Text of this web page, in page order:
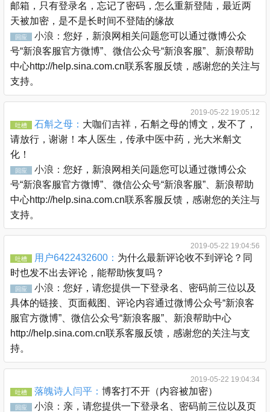
邮箱，只有登录名，忘记了密码，怎么重新登陆，最近两
天被加密，是不是长时间不登陆的缘故
回应 小浪： 您好，新浪网相关问题您可以通过微博公众
号“新浪客服官方微博”、微信公众号“新浪客服”、新浪帮助
中心http://help.sina.com.cn联系客服反馈，感谢您的关注与
支持。
2019-05-22 19:05:12
吐槽 石斛之母： 大咖们吉祥，石斛之母的博文，发不了，
请放行，谢谢！本人医生，传承中医中药，光大米斛文
化！
回应 小浪： 您好，新浪网相关问题您可以通过微博公众
号“新浪客服官方微博”、微信公众号“新浪客服”、新浪帮助
中心http://help.sina.com.cn联系客服反馈，感谢您的关注与
支持。
2019-05-22 19:04:56
吐槽 用户6422432600： 为什么最新评论收不到评论？同
时也发不出去评论，能帮助恢复吗？
回应 小浪： 您好，请您提供一下登录名、密码前三位以及
具体的链接、页面截图、评论内容通过微博公众号“新浪客
服官方微博”、微信公众号“新浪客服”、新浪帮助中心
http://help.sina.com.cn联系客服反馈，感谢您的关注与支
持。
2019-05-22 19:04:34
吐槽 落魄诗人闫平： 博客打不开（内容被加密）
回应 小浪： 亲，请您提供一下登录名、密码前三位以及页